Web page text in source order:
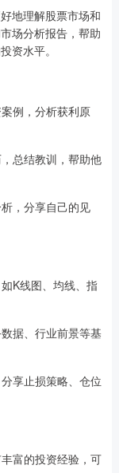
地理解股票市场和
场分析报告，帮助
资水平。
例，分析获利原
总结教训，帮助他
，分享自己的见
K线图、均线、指
据、行业前景等基
享止损策略、仓位
富的投资经验，可